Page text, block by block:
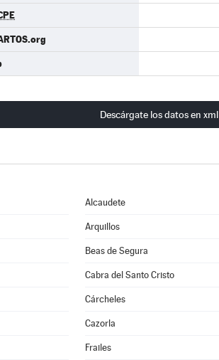
Descárgate los datos en xml
Alcaudete
Arquillos
Beas de Segura
Cabra del Santo Cristo
Cárcheles
Cazorla
Frailes